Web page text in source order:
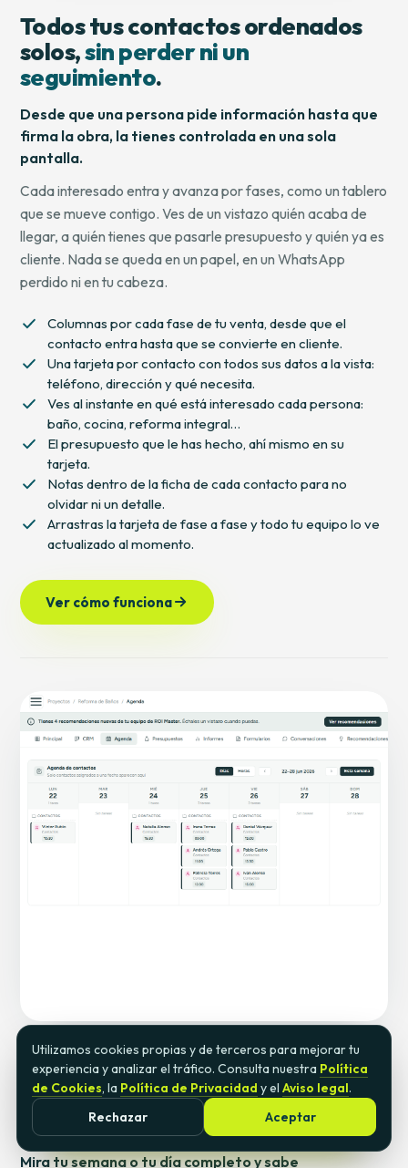
Todos tus contactos ordenados
solos,sin perder ni un
seguimiento.
Desde que una persona pide información hasta que
firma la obra, la tienes controlada en una sola
pantalla.
Cada interesado entra y avanza por fases, como un tablero
que se mueve contigo. Ves de un vistazo quién acaba de
llegar, a quién tienes que pasarle presupuesto y quién ya es
cliente. Nada se queda en un papel, en un WhatsApp
perdido ni en tu cabeza.
Columnas por cada fase de tu venta, desde que el
contacto entra hasta que se convierte en cliente.
Una tarjeta por contacto con todos sus datos a la vista:
teléfono, dirección y qué necesita.
Ves al instante en qué está interesado cada persona:
baño, cocina, reforma integral…
El presupuesto que le has hecho, ahí mismo en su
tarjeta.
Notas dentro de la ficha de cada contacto para no
olvidar ni un detalle.
Arrastras la tarjeta de fase a fase y todo tu equipo lo ve
actualizado al momento.
Ver cómo funciona
Tu programa · Agenda
Tus visitas y llamadas del día,sin
que se te escape ninguna.
Mira tu semana o tu día completo y sabe
Pedir más información
Utilizamos cookies propias y de terceros para mejorar tu
experiencia y analizar el tráfico. Consulta nuestra Política
de Cookies, la Política de Privacidad y el Aviso legal.
Rechazar
Aceptar